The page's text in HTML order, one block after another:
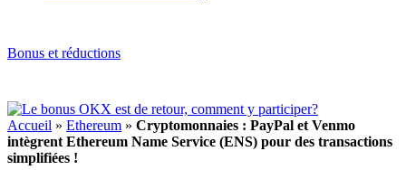
Bonus et réductions
Accueil » Ethereum » Cryptomonnaies : PayPal et Venmo
intègrent Ethereum Name Service (ENS) pour des transactions
simplifiées !